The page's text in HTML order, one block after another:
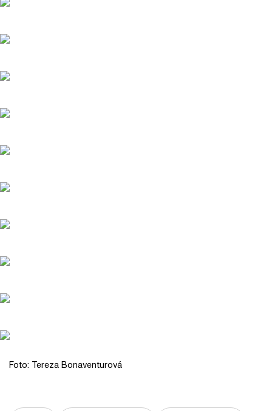
Foto: Tereza Bonaventurová